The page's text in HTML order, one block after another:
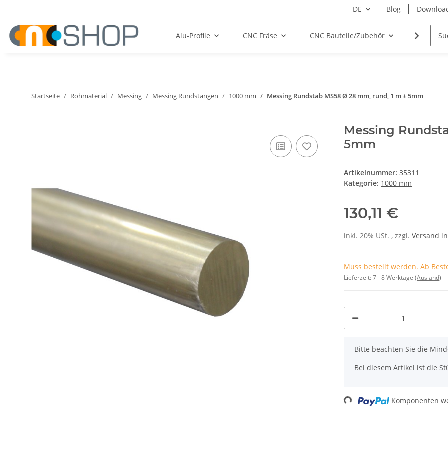
DE Blog
Alu-Profile CNC Fräse CNC Bauteile/Zubehör Elektro
Startseite Rohmaterial Messing Messing Rundstangen 1000 mm Messing Rundstab MS58 Ø 28 mm, rund, 1 m ± 5mm
Messing
5mm
Artikelnummer: 35311
Kategorie: 1000 mm
130,11 €
inkl. 20% USt. , zzgl. Versand
Muss bestellt werden. Ab
Lieferzeit:7 - 8 Werktage (Ausland)
x
Bitte beachten Sie die
Bei diesem Artikel ist die
Loading... Komponenten